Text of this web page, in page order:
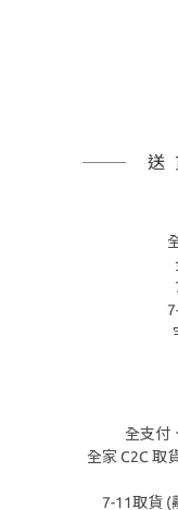
送
全支付
全家 C2C 取
7-11取貨 (